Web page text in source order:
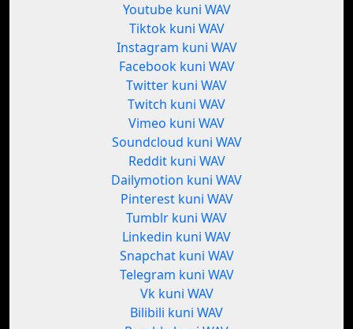
Youtube kuni WAV
Tiktok kuni WAV
Instagram kuni WAV
Facebook kuni WAV
Twitter kuni WAV
Twitch kuni WAV
Vimeo kuni WAV
Soundcloud kuni WAV
Reddit kuni WAV
Dailymotion kuni WAV
Pinterest kuni WAV
Tumblr kuni WAV
Linkedin kuni WAV
Snapchat kuni WAV
Telegram kuni WAV
Vk kuni WAV
Bilibili kuni WAV